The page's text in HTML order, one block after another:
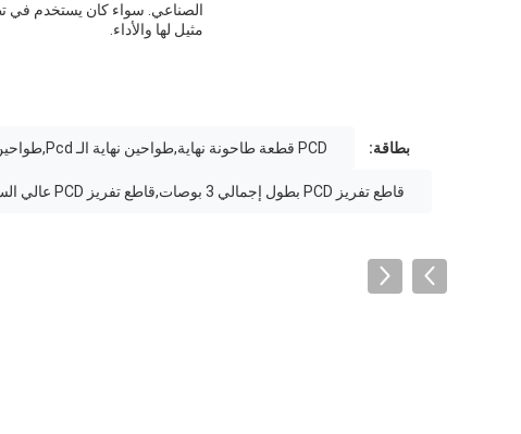
مثيل لها والأداء.
بطاقة: PCD قطعة طاحونة نهاية,طواحين نهاية الـ Pcd,طواحين الكمبيوتر
قاطع تفريز PCD بطول إجمالي 3 بوصات,قاطع تفريز PCD عالي السرعة,أداة تفريز ماسية PCD فعالة من حيث التكلفة